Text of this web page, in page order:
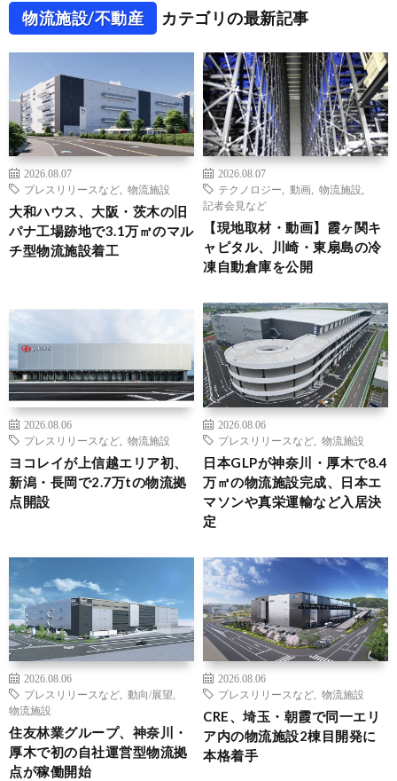
物流施設/不動産 カテゴリの最新記事
2026.08.07
プレスリリースなど
物流施設
大和ハウス、大阪・茨木の旧
パナ工場跡地で3.1万㎡のマル
チ型物流施設着工
2026.08.07
テクノロジー
動画 物流施設
記者会見など
【現地取材・動画】霞ヶ関キ
ャピタル、川崎・東扇島の冷
凍自動倉庫を公開
2026.08.06
プレスリリースなど
物流施設
ヨコレイが上信越エリア初、
新潟・長岡で2.7万tの物流拠
点開設
2026.08.06
プレスリリースなど
物流施設
日本GLPが神奈川・厚木で8.4
万㎡の物流施設完成、日本エ
マソンや真栄運輸など入居決
定
2026.08.06
プレスリリースなど
動向/展望
物流施設
住友林業グループ、神奈川・
厚木で初の自社運営型物流拠
点が稼働開始
2026.08.06
プレスリリースなど
物流施設
CRE、埼玉・朝霞で同一エリ
ア内の物流施設2棟目開発に
本格着手